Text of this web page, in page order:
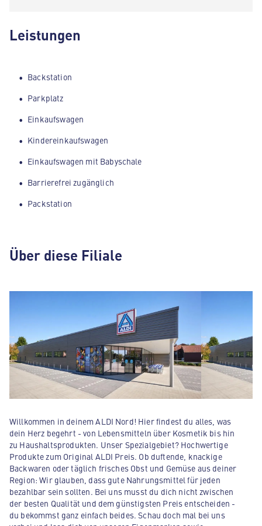
Leistungen
Backstation
Parkplatz
Einkaufswagen
Kindereinkaufswagen
Einkaufswagen mit Babyschale
Barrierefrei zugänglich
Packstation
Über diese Filiale
Willkommen in deinem ALDI Nord! Hier findest du alles, was
dein Herz begehrt - von Lebensmitteln über Kosmetik bis hin
zu Haushaltsprodukten. Unser Spezialgebiet? Hochwertige
Produkte zum Original ALDI Preis. Ob duftende, knackige
Backwaren oder täglich frisches Obst und Gemüse aus deiner
Region: Wir glauben, dass gute Nahrungsmittel für jeden
bezahlbar sein sollten. Bei uns musst du dich nicht zwischen
der besten Qualität und dem günstigsten Preis entscheiden -
du bekommst ganz einfach beides. Schau doch mal bei uns